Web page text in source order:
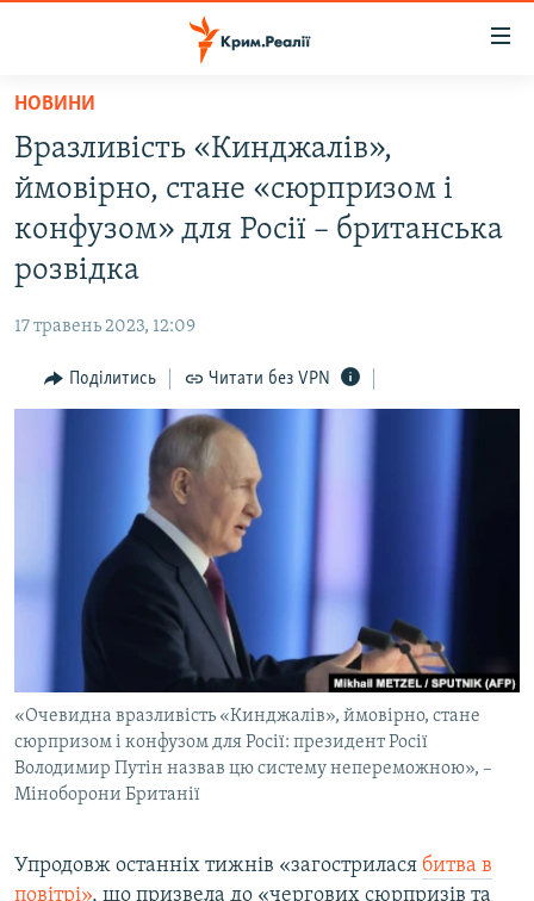
Перейти
основного
матеріалу
Перейти
до
основної
Перейти
пошуку
ВОДА.КРИМ
ВІДЕО ТА ФОТО
ПОЛІТИКА
ПОГЛЯД
ІНТЕРВ'Ю
СПЕЦПРОЕКТИ
ВІДЕОУРОКИ «ELIFBE»
СВІДЧЕННЯ ОКУПАЦІЇ
УКРАЇНСЬКА ПРОБЛЕМА КРИМУ
ЯК ОБІЙТИ БЛОКУВАННЯ
Русский
Qırımtatar
Усі сайти RFE/RL
НОВИНИ
Вразливість «Кинджалів»,
ймовірно, стане «сюрпризом і
конфузом» для Росії – британська
розвідка
17 травень 2023, 12:09
Поділитись Читати без VPN
«Очевидна вразливість «Кинджалів», ймовірно, стане
сюрпризом і конфузом для Росії: президент Росії
Володимир Путін назвав цю систему непереможною», –
Міноборони Британії
Упродовж останніх тижнів «загострилася битва в
повітрі», що призвела до «чергових сюрпризів та